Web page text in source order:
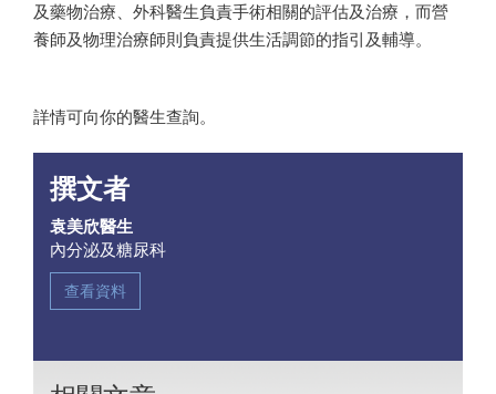
及藥物治療、外科醫生負責手術相關的評估及治療，而營
養師及物理治療師則負責提供生活調節的指引及輔導。
詳情可向你的醫生查詢。
撰文者
袁美欣醫生
內分泌及糖尿科
查看資料